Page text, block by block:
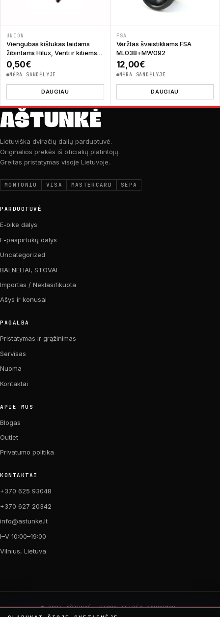
UNION
Viengubas kištukas laidams
žibintams Hilux, Venti ir kitiems
Union
0,50€
NĖRA SANDĖLYJE
DAUGIAU
FSA
Varžtas švaistikliams FSA
ML038+MW092
12,00€
NĖRA SANDĖLYJE
DAUGIAU
Lietuviška dviračių dalių parduotuvė.
Originalios prekės iš oficialių platintojų.
Greitas pristatymas visoje Lietuvoje.
MONTONIO VISA MASTERCARD SEPA
PARDUOTUVĖ
E-bike dalys
E-paspirtukų dalys
Uncategorized
BALNELIAI, STOVAI
Importas / Neklasifikuota
Ašys ir konusai
PAGALBA
Pristatymas ir grąžinimas
Servisas
Nuoma
Kontaktai
APIE MUS
Blogas
Outlet
Privatumo politika
KONTAKTAI
+370 625 93048
+370 627 20342
info@astunke.lt
I–V 10:00–19:00
Vilnius, Lietuva
© 2026 AŠTUNKĖ. VISOS TEISĖS SAUGOMOS.